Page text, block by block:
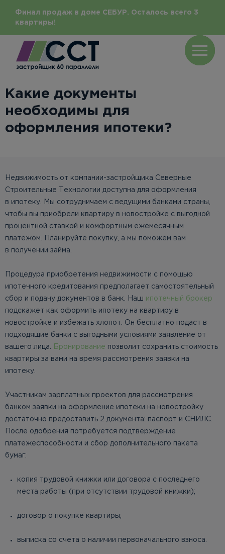
Финал продаж в доме СЕБУР. Осталось всего 3
квартиры!
Какие документы
необходимы для
оформления ипотеки?
Недвижимость от компании-застройщика Северные
Строительные Технологии доступна для оформления
в ипотеку. Мы сотрудничаем с ведущими банками страны,
чтобы вы приобрели квартиру в новостройке с выгодной
процентной ставкой и комфортным ежемесячным
платежом. Планируйте покупку, а мы поможем вам
в получении займа.
Процедура приобретения недвижимости с помощью
ипотечного кредитования предполагает самостоятельный
сбор и подачу документов в банк. Наш ипотечный брокер
подскажет как оформить ипотеку на квартиру в
новостройке и избежать хлопот. Он бесплатно подаст в
подходящие банки с выгодными условиями заявление от
вашего лица.
Бронирование позволит сохранить стоимость
квартиры за вами на время рассмотрения заявки на
ипотеку.
Участникам зарплатных проектов для рассмотрения
банком заявки на оформление ипотеки на новостройку
достаточно предоставить 2 документа: паспорт и СНИЛС.
После одобрения потребуется подтверждение
платежеспособности и сбор дополнительного пакета
бумаг:
копия трудовой книжки или договора с последнего
места работы (при отсутствии трудовой книжки);
договор о покупке квартиры;
выписка со счета о наличии первоначального взноса.